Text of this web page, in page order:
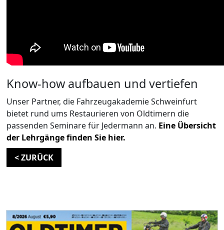
Know-how aufbauen und vertiefen
Unser Partner, die Fahrzeugakademie Schweinfurt
bietet rund ums Restaurieren von Oldtimern die
passenden Seminare für Jedermann an. Eine Übersicht
der Lehrgänge finden Sie hier.
< ZURÜCK